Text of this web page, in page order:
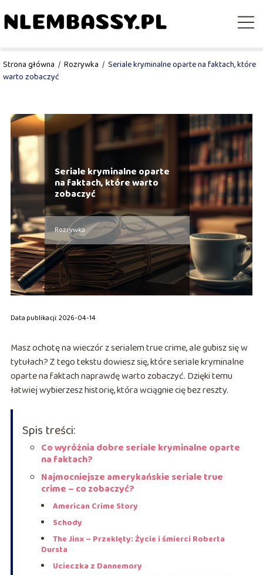
Strona główna / Rozrywka / Seriale kryminalne oparte na faktach, które
warto zobaczyć
Seriale kryminalne oparte
na faktach, które warto
zobaczyć
Rozrywka
Data publikacji: 2026-04-14
Masz ochotę na wieczór z serialem true crime, ale gubisz się w
tytułach? Z tego tekstu dowiesz się, które seriale kryminalne
oparte na faktach naprawdę warto zobaczyć. Dzięki temu
łatwiej wybierzesz historię, która wciągnie cię bez reszty.
Spis treści:
Co wyróżnia dobre seriale kryminalne oparte
na faktach?
Najmocniejsze amerykańskie seriale true
crime – co zobaczyć?
American Crime Story
Schody
The Jinx – Przeklęty: Życie i śmierci Roberta
Dursta
Ucieczka z Dannemory